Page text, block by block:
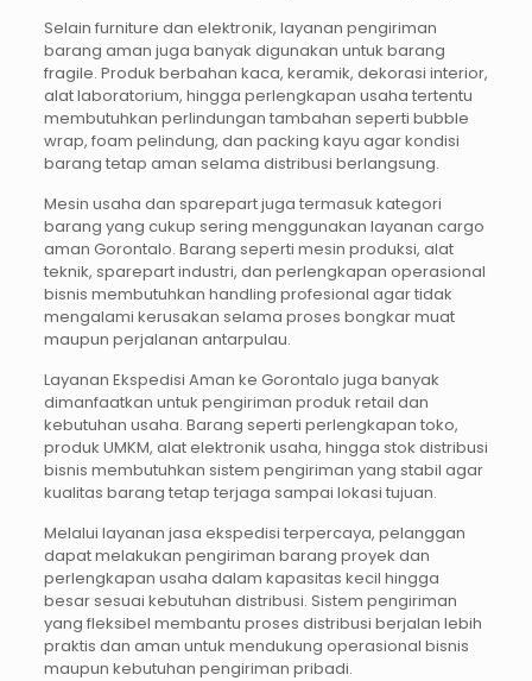
Selain furniture dan elektronik, layanan pengiriman
barang aman juga banyak digunakan untuk barang
fragile. Produk berbahan kaca, keramik, dekorasi interior,
alat laboratorium, hingga perlengkapan usaha tertentu
membutuhkan perlindungan tambahan seperti bubble
wrap, foam pelindung, dan packing kayu agar kondisi
barang tetap aman selama distribusi berlangsung.
Mesin usaha dan sparepart juga termasuk kategori
barang yang cukup sering menggunakan layanan cargo
aman Gorontalo. Barang seperti mesin produksi, alat
teknik, sparepart industri, dan perlengkapan operasional
bisnis membutuhkan handling profesional agar tidak
mengalami kerusakan selama proses bongkar muat
maupun perjalanan antarpulau.
Layanan Ekspedisi Aman ke Gorontalo juga banyak
dimanfaatkan untuk pengiriman produk retail dan
kebutuhan usaha. Barang seperti perlengkapan toko,
produk UMKM, alat elektronik usaha, hingga stok distribusi
bisnis membutuhkan sistem pengiriman yang stabil agar
kualitas barang tetap terjaga sampai lokasi tujuan.
Melalui layanan jasa ekspedisi terpercaya, pelanggan
dapat melakukan pengiriman barang proyek dan
perlengkapan usaha dalam kapasitas kecil hingga
besar sesuai kebutuhan distribusi. Sistem pengiriman
yang fleksibel membantu proses distribusi berjalan lebih
praktis dan aman untuk mendukung operasional bisnis
maupun kebutuhan pengiriman pribadi.